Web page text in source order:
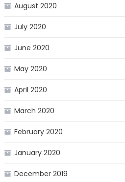
August 2020
July 2020
June 2020
May 2020
April 2020
March 2020
February 2020
January 2020
December 2019